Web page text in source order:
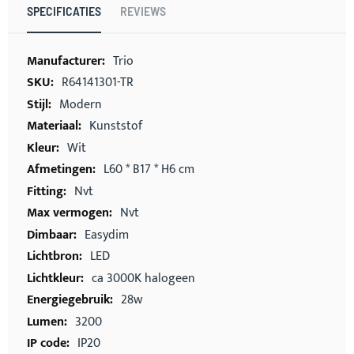
SPECIFICATIES REVIEWS
Meer
informatie
Trio
R64141301-TR
Modern
Kunststof
Wit
L60 * B17 * H6 cm
Nvt
Nvt
Easydim
LED
ca 3000K halogeen
28w
3200
IP20